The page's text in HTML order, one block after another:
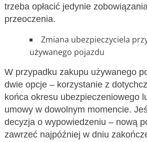
trzeba opłacić jedynie
przeoczenia.
Zmiana ubezpieczyciela
używanego pojazdu
W przypadku zakupu używanego
dwie opcje – korzystanie z
końca okresu ubezpieczeniowego
umowy w dowolnym momencie.
decyzja o wypowiedzeniu – nową
zawrzeć najpóźniej w dniu